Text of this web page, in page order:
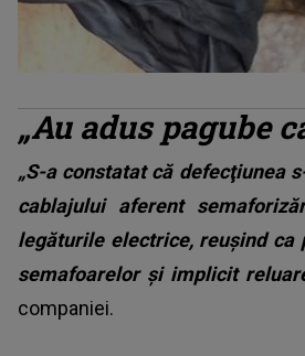
„Au adus pagube
„S-a constatat că defecţiunea
cablajului aferent
legăturile electrice, reuşind ca
semafoarelor şi implicit
companiei.